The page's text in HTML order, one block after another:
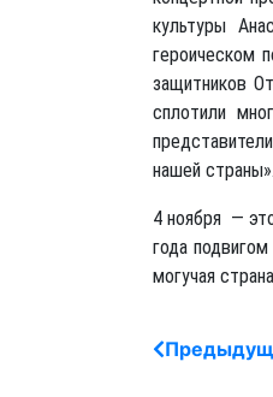
культуры
героическом
защитников
сплотили
нашей страны».
4 ноября —
года
могучая